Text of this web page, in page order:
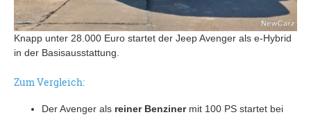
Knapp unter 28.000 Euro startet der Jeep Avenger als e-Hybrid
in der Basisausstattung.
Zum Vergleich:
Der Avenger als reiner Benzinermit 100 PS startet bei